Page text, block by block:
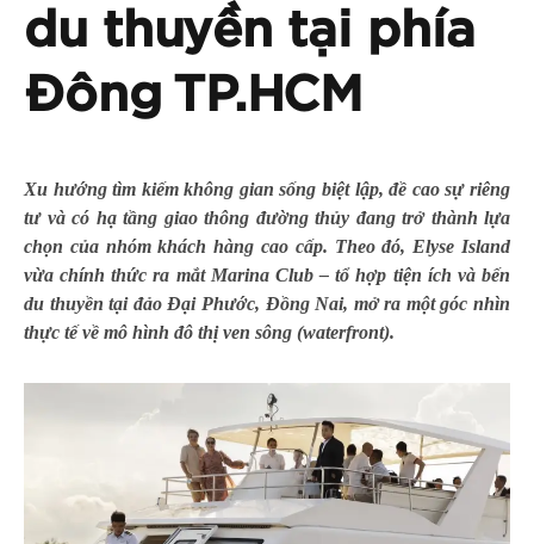
du thuyền tại phía
Đông TP.HCM
Xu hướng tìm kiếm không gian sống biệt lập, đề cao sự riêng
tư và có hạ tầng giao thông đường thủy đang trở thành lựa
chọn của nhóm khách hàng cao cấp. Theo đó, Elyse Island
vừa chính thức ra mắt Marina Club – tổ hợp tiện ích và bến
du thuyền tại đảo Đại Phước, Đồng Nai, mở ra một góc nhìn
thực tế về mô hình đô thị ven sông (waterfront).